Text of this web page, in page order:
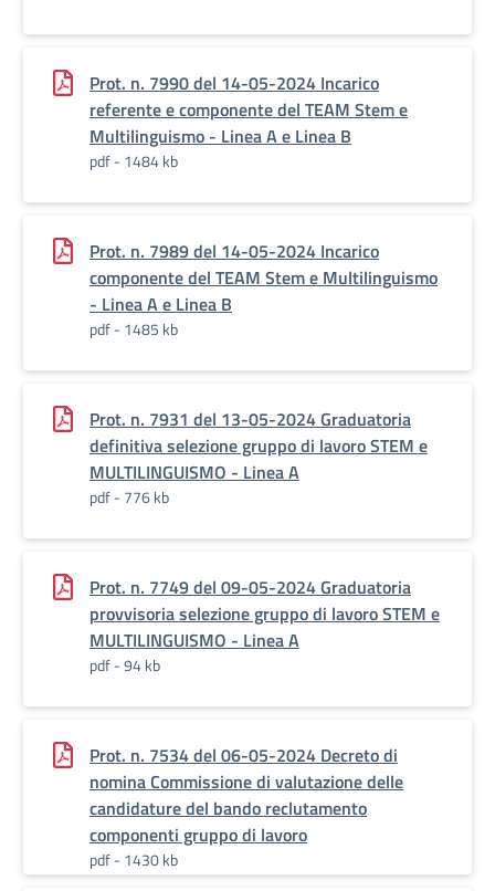
Prot. n. 7990 del 14-05-2024 Incarico
referente e componente del TEAM Stem e
Multilinguismo - Linea A e Linea B
pdf - 1484 kb
Prot. n. 7989 del 14-05-2024 Incarico
componente del TEAM Stem e Multilinguismo
- Linea A e Linea B
pdf - 1485 kb
Prot. n. 7931 del 13-05-2024 Graduatoria
definitiva selezione gruppo di lavoro STEM e
MULTILINGUISMO - Linea A
pdf - 776 kb
Prot. n. 7749 del 09-05-2024 Graduatoria
provvisoria selezione gruppo di lavoro STEM e
MULTILINGUISMO - Linea A
pdf - 94 kb
Prot. n. 7534 del 06-05-2024 Decreto di
nomina Commissione di valutazione delle
candidature del bando reclutamento
componenti gruppo di lavoro
pdf - 1430 kb